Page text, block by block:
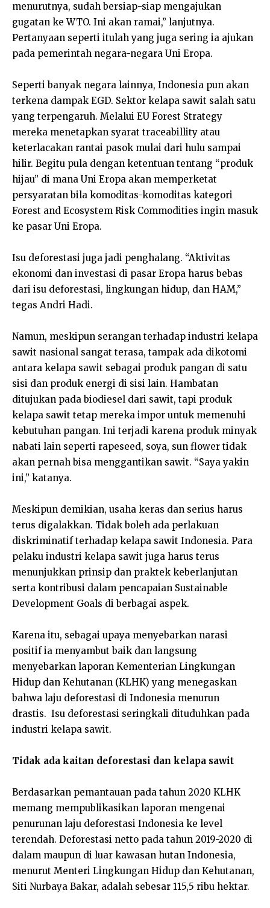
menurutnya, sudah bersiap-siap mengajukan
gugatan ke WTO. Ini akan ramai,” lanjutnya.
Pertanyaan seperti itulah yang juga sering ia ajukan
pada pemerintah negara-negara Uni Eropa.
Seperti banyak negara lainnya, Indonesia pun akan
terkena dampak EGD. Sektor kelapa sawit salah satu
yang terpengaruh. Melalui EU Forest Strategy
mereka menetapkan syarat traceabillity atau
keterlacakan rantai pasok mulai dari hulu sampai
hilir. Begitu pula dengan ketentuan tentang “produk
hijau” di mana Uni Eropa akan memperketat
persyaratan bila komoditas-komoditas kategori
Forest and Ecosystem Risk Commodities ingin masuk
ke pasar Uni Eropa.
Isu deforestasi juga jadi penghalang. “Aktivitas
ekonomi dan investasi di pasar Eropa harus bebas
dari isu deforestasi, lingkungan hidup, dan HAM,”
tegas Andri Hadi.
Namun, meskipun serangan terhadap industri kelapa
sawit nasional sangat terasa, tampak ada dikotomi
antara kelapa sawit sebagai produk pangan di satu
sisi dan produk energi di sisi lain. Hambatan
ditujukan pada biodiesel dari sawit, tapi produk
kelapa sawit tetap mereka impor untuk memenuhi
kebutuhan pangan. Ini terjadi karena produk minyak
nabati lain seperti rapeseed, soya, sun flower tidak
akan pernah bisa menggantikan sawit. “Saya yakin
ini,” katanya.
Meskipun demikian, usaha keras dan serius harus
terus digalakkan. Tidak boleh ada perlakuan
diskriminatif terhadap kelapa sawit Indonesia. Para
pelaku industri kelapa sawit juga harus terus
menunjukkan prinsip dan praktek keberlanjutan
serta kontribusi dalam pencapaian Sustainable
Development Goals di berbagai aspek.
Karena itu, sebagai upaya menyebarkan narasi
positif ia menyambut baik dan langsung
menyebarkan laporan Kementerian Lingkungan
Hidup dan Kehutanan (KLHK) yang menegaskan
bahwa laju deforestasi di Indonesia menurun
drastis. Isu deforestasi seringkali dituduhkan pada
industri kelapa sawit.
Tidak ada kaitan deforestasi dan kelapa sawit
Berdasarkan pemantauan pada tahun 2020 KLHK
memang mempublikasikan laporan mengenai
penurunan laju deforestasi Indonesia ke level
terendah. Deforestasi netto pada tahun 2019-2020 di
dalam maupun di luar kawasan hutan Indonesia,
menurut Menteri Lingkungan Hidup dan Kehutanan,
Siti Nurbaya Bakar, adalah sebesar 115,5 ribu hektar.